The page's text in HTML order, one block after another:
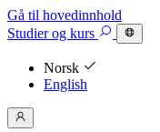
Gå til hovedinnhold
Studierog kurs
Norsk
English